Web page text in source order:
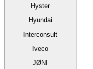
Hyster
Hyundai
Interconsult
Iveco
JØNI